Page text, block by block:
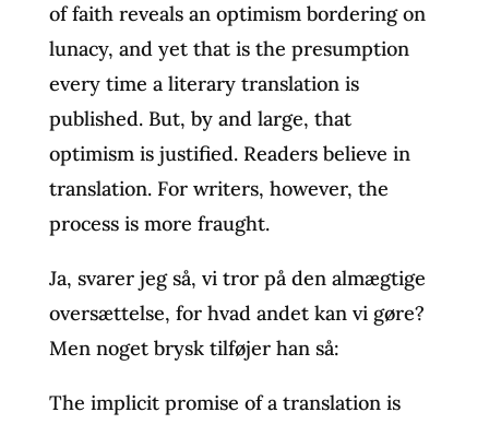
of faith reveals an optimism bordering on
lunacy, and yet that is the presumption
every time a literary translation is
published. But, by and large, that
optimism is justified. Readers believe in
translation. For writers, however, the
process is more fraught.
Ja, svarer jeg så, vi tror på den almægtige
oversættelse, for hvad andet kan vi gøre?
Men noget brysk tilføjer han så:
The implicit promise of a translation is